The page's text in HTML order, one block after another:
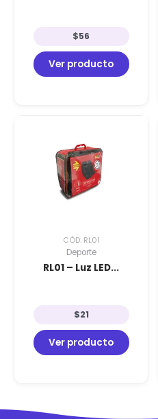
$56
Ver producto
CÓD: RL01
Deporte
RL01 – Luz LED...
$21
Ver producto